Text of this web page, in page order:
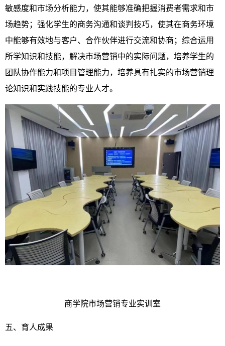
敏感度和市场分析能力，使其能够准确把握消费者需求和市
场趋势；强化学生的商务沟通和谈判技巧，使其在商务环境
中能够有效地与客户、合作伙伴进行交流和协商；综合运用
所学知识和技能，解决市场营销中的实际问题，培养学生的
团队协作能力和项目管理能力，培养具有扎实的市场营销理
论知识和实践技能的专业人才。
商学院市场营销专业实训室
五、育人成果